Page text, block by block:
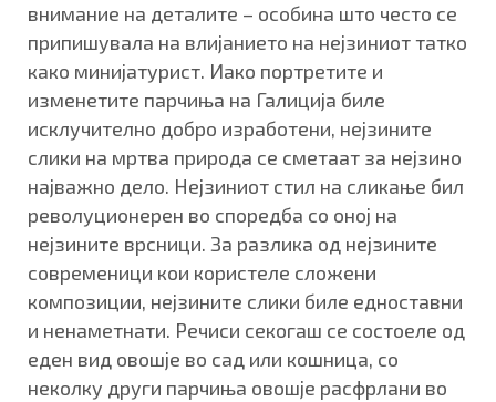
внимание на деталите – особина што често се
припишувала на влијанието на нејзиниот татко
како минијатурист. Иако портретите и
изменетите парчиња на Галиција биле
исклучително добро изработени, нејзините
слики на мртва природа се сметаат за нејзино
најважно дело. Нејзиниот стил на сликање бил
револуционерен во споредба со оној на
нејзините врсници. За разлика од нејзините
современици кои користеле сложени
композиции, нејзините слики биле едноставни
и ненаметнати. Речиси секогаш се состоеле од
еден вид овошје во сад или кошница, со
неколку други парчиња овошје расфрлани во